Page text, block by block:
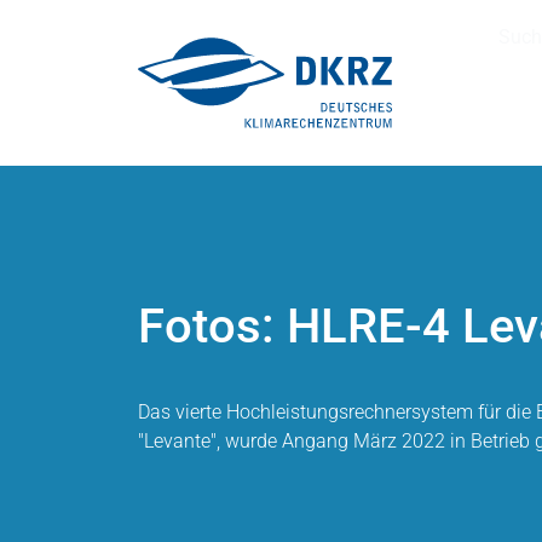
Fotos: HLRE-4
Das vierte Hochleistungsrechnersystem für die
"Levante", wurde Angang März 2022 in Betrieb